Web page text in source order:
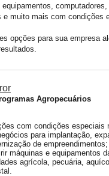
computadores,
e muito mais com condições
opções para sua empresa
Agropecuários
com condições especiais
para implantação,
de
máquinas e equipamentos
agrícola, pecuária,